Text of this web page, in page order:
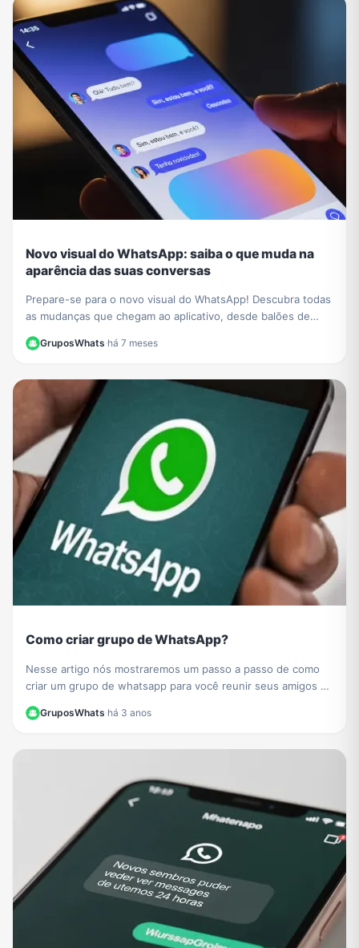
Novo visual do WhatsApp: saiba o que muda na
aparência das suas conversas
Prepare-se para o novo visual do WhatsApp! Descubra todas
as mudanças que chegam ao aplicativo, desde balões de
conversa redesenhados a mais opções de cores.
GruposWhats·há 7 meses
Como criar grupo de WhatsApp?
Nesse artigo nós mostraremos um passo a passo de como
criar um grupo de whatsapp para você reunir seus amigos e
GruposWhats·há 3 anos